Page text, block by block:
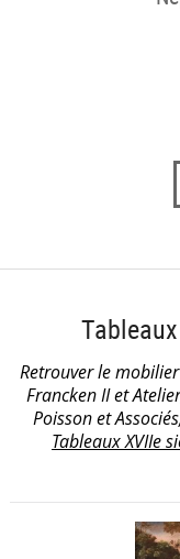
Retrouver le
Francken II et
Poisson et
Tableaux XVIIe